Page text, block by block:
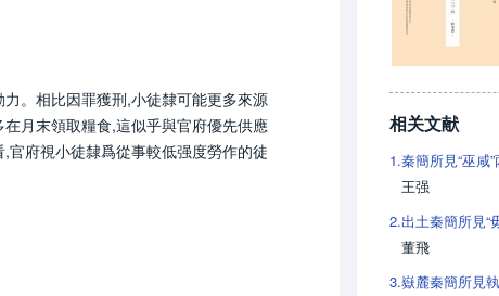
。相比因罪獲刑,小徒隸可能更多來源
月末領取糧食,這似乎與官府優先供應
府視小徒隸爲從事較低强度勞作的徒
相关文献
1.秦簡所見“巫咸
王强
2.出土秦簡所見“
董飛
3.嶽麓秦簡所見